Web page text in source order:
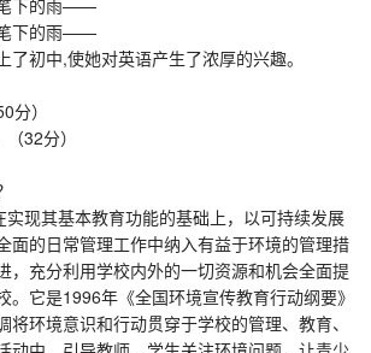
下的雨——
中,使她对英语产生了浓厚的兴趣。
）
32分）
现其基本教育功能的基础上，以可持续发展
面的日常管理工作中纳入有益于环境的管理措
，充分利用学校内外的一切资源和机会全面提
。它是1996年《全国环境宣传教育行动纲要》
将环境意识和行动贯穿于学校的管理、教育、